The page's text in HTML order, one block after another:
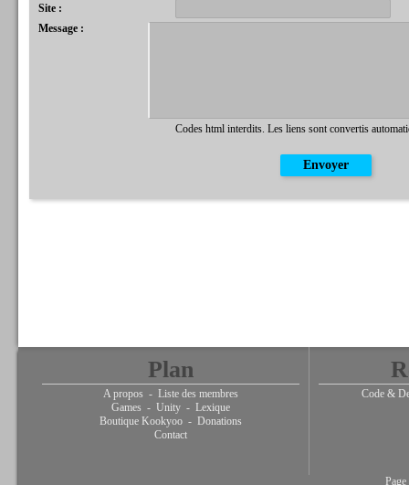
Site :
Message :
Codes html interdits. Les liens sont convertis
Plan
A propos - Liste des membres
Games - Unity - Lexique
Boutique Kookyoo - Donations
Contact
Code &